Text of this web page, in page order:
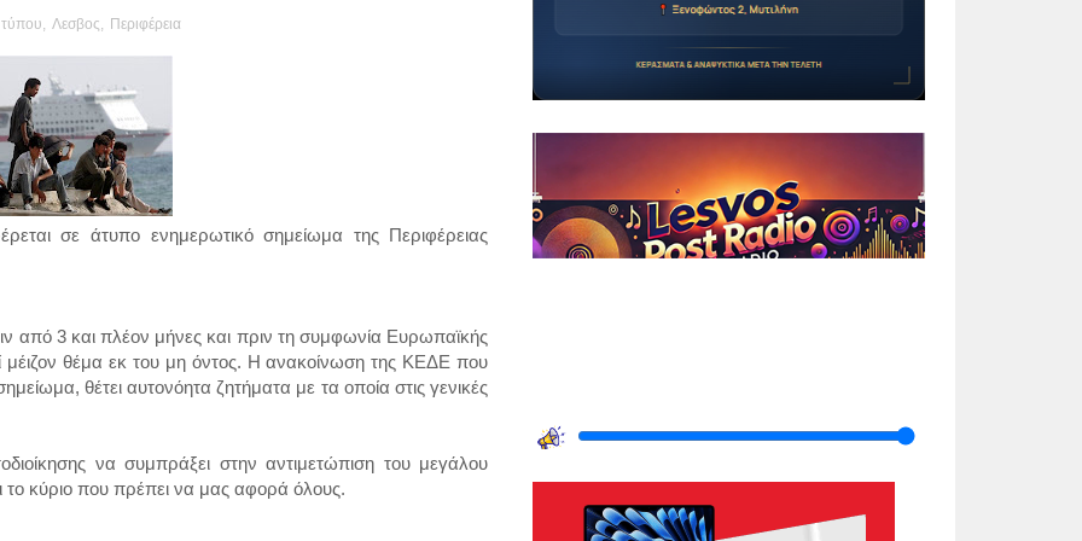
τύπου, Λεσβος, Περιφέρεια
σε άτυπο ενημερωτικό σημείωμα της Περιφέρειας
από 3 και πλέον μήνες και πριν τη συμφωνία Ευρωπαϊκής
μέιζον θέμα εκ του μη όντος. Η ανακοίνωση της ΚΕΔΕ που
θέτει αυτονόητα ζητήματα με τα οποία στις γενικές
να συμπράξει στην αντιμετώπιση του μεγάλου
το κύριο που πρέπει να μας αφορά όλους.